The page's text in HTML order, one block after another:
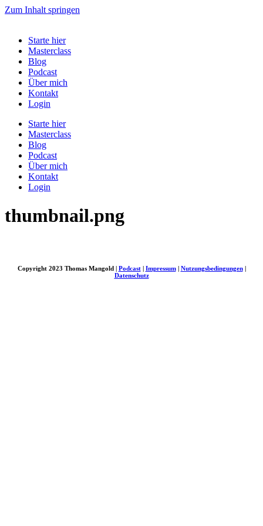
Zum Inhalt springen
Starte hier
Masterclass
Blog
Podcast
Über mich
Kontakt
Login
Starte hier
Masterclass
Blog
Podcast
Über mich
Kontakt
Login
thumbnail.png
Copyright 2023 Thomas Mangold | Podcast| Impressum| Nutzungsbedingungen|
Datenschutz